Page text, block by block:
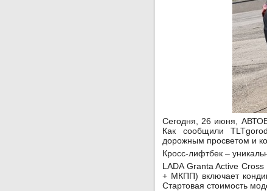
Сегодня, 26 июня,
Как сообщили
дорожным просветом и
Кросс-лифтбек –
LADA Granta Active
+ МКПП) включает
Стартовая стоимость